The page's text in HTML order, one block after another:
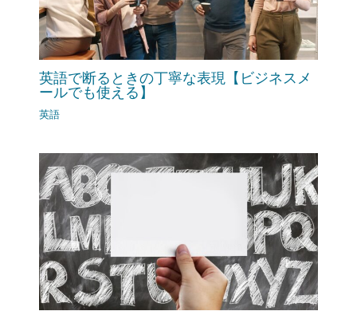
英語で断るときの丁寧な表現【ビジネスメ
ールでも使える】
英語